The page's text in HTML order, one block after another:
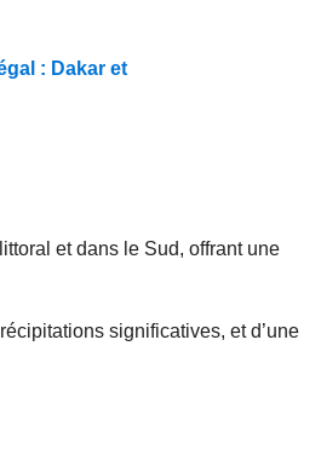
: Dakar et
et dans le Sud, offrant une
significatives, et d’une